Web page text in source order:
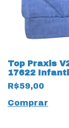
Top Praxis
17622 Infantil
R$59,00
Comprar